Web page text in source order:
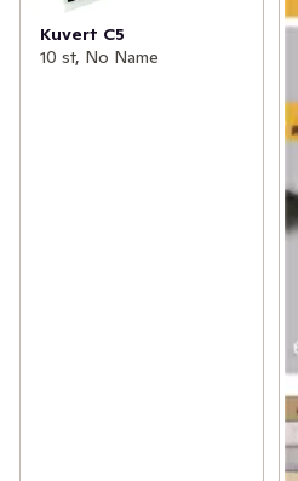
Kuvert C5
10 st, No Name